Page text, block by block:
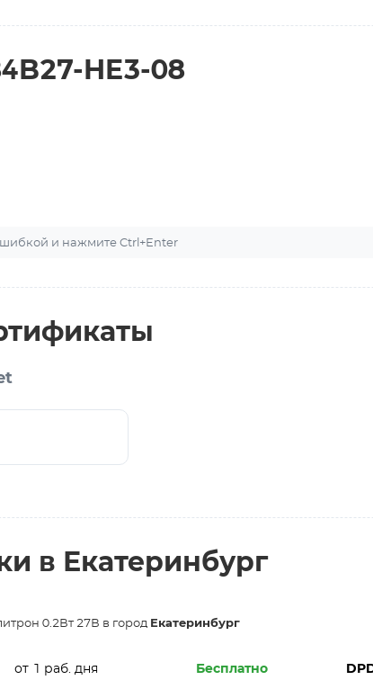
HE3-08
и нажмите Ctrl+Enter
в Екатеринбург
0.2Вт 27В в город Екатеринбург
от 1 раб. дня Бесплатно